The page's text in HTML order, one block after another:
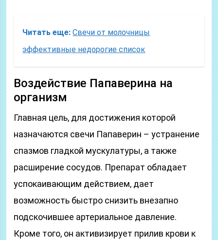
Читать еще: Свечи от молочницы
эффективные недорогие список
Воздействие Папаверина на
организм
Главная цель, для достижения которой
назначаются свечи Папаверин – устранение
спазмов гладкой мускулатуры, а также
расширение сосудов. Препарат обладает
успокаивающим действием, дает
возможность быстро снизить внезапно
подскочившее артериальное давление.
Кроме того, он активизирует прилив крови к